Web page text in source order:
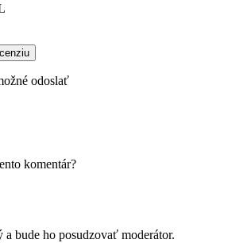
odoslať
komentár?
a bude ho posudzovať moderátor.